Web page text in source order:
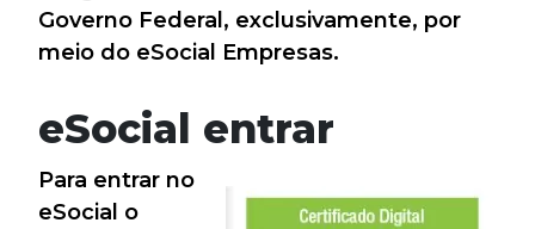
Governo Federal, exclusivamente, por
meio do eSocial Empresas.
eSocial entrar
Para entrar no
eSocial o